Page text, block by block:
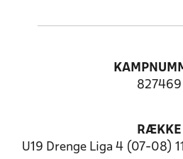
827469
RÆKKE
U19 Drenge Liga 4 (07-08)